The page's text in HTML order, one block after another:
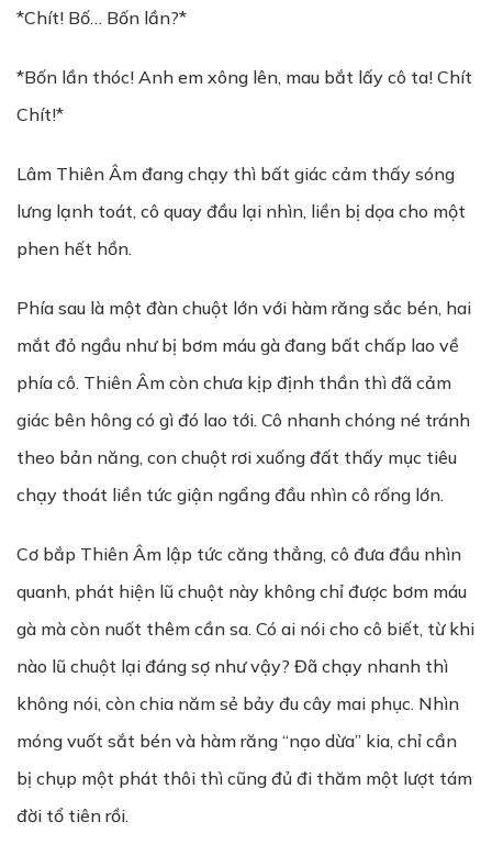
*Chít! Bố… Bốn lần?*
*Bốn lần thóc! Anh em xông lên, mau bắt lấy cô ta! Chít
Chít!*
Lâm Thiên Âm đang chạy thì bất giác cảm thấy sóng
lưng lạnh toát, cô quay đầu lại nhìn, liền bị dọa cho một
phen hết hồn.
Phía sau là một đàn chuột lớn với hàm răng sắc bén, hai
mắt đỏ ngầu như bị bơm máu gà đang bất chấp lao về
phía cô. Thiên Âm còn chưa kịp định thần thì đã cảm
giác bên hông có gì đó lao tới. Cô nhanh chóng né tránh
theo bản năng, con chuột rơi xuống đất thấy mục tiêu
chạy thoát liền tức giận ngẩng đầu nhìn cô rống lớn.
Cơ bắp Thiên Âm lập tức căng thẳng, cô đưa đầu nhìn
quanh, phát hiện lũ chuột này không chỉ được bơm máu
gà mà còn nuốt thêm cần sa. Có ai nói cho cô biết, từ khi
nào lũ chuột lại đáng sợ như vậy? Đã chạy nhanh thì
không nói, còn chia năm sẻ bảy đu cây mai phục. Nhìn
móng vuốt sắt bén và hàm răng “nạo dừa” kia, chỉ cần
bị chụp một phát thôi thì cũng đủ đi thăm một lượt tám
đời tổ tiên rồi.